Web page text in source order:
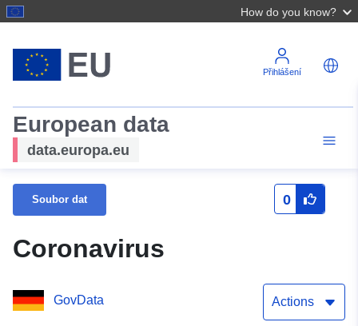
How do you know?
Přihlášení
European data
data.europa.eu
Soubor dat 0
Coronavirus
GovData Actions